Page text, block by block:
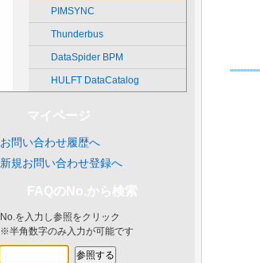
PIMSYNC
Thunderbus
DataSpider BPM
HULFT DataCatalog
お問い合わせ履歴へ
新規お問い合わせ登録へ
No.を入力し参照をクリック
※半角数字のみ入力が可能です